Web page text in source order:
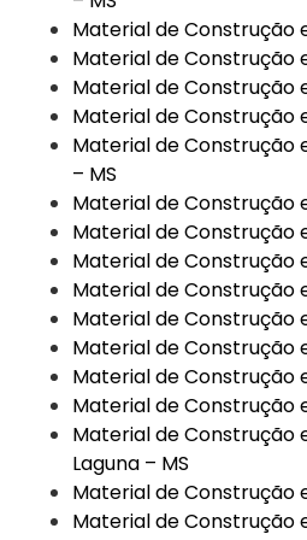
Material de Construção
Material de Construção
Material de Construção
Material de Construção
Material de Construção
– MS
Material de Construção
Material de Construção
Material de Construção
Material de Construção
Material de Construção
Material de Construção
Material de Construção
Material de Construção
Material de Construção
Laguna – MS
Material de Construção
Material de Construção